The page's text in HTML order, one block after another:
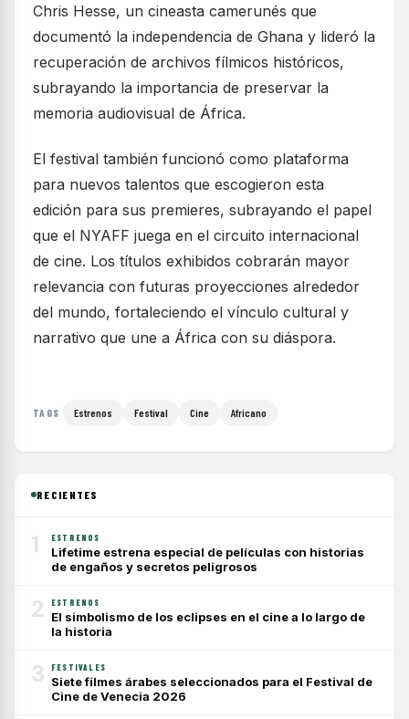
Chris Hesse, un cineasta camerunés que
documentó la independencia de Ghana y lideró la
recuperación de archivos fílmicos históricos,
subrayando la importancia de preservar la
memoria audiovisual de África.
El festival también funcionó como plataforma
para nuevos talentos que escogieron esta
edición para sus premieres, subrayando el papel
que el NYAFF juega en el circuito internacional
de cine. Los títulos exhibidos cobrarán mayor
relevancia con futuras proyecciones alrededor
del mundo, fortaleciendo el vínculo cultural y
narrativo que une a África con su diáspora.
TAGS Estrenos Festival Cine Africano
RECIENTES
1 ESTRENOS
Lifetime estrena especial de películas con historias
de engaños y secretos peligrosos
2 ESTRENOS
El simbolismo de los eclipses en el cine a lo largo de
la historia
3 FESTIVALES
Siete filmes árabes seleccionados para el Festival de
Cine de Venecia 2026